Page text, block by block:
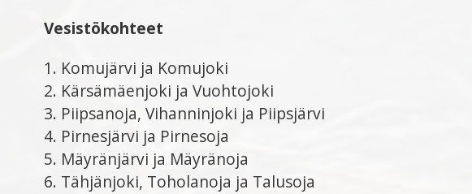
Vesistökohteet
1. Komujärvi ja Komujoki
2. Kärsämäenjoki ja Vuohtojoki
3. Piipsanoja, Vihanninjoki ja Piipsjärvi
4. Pirnesjärvi ja Pirnesoja
5. Mäyränjärvi ja Mäyränoja
6. Tähjänjoki, Toholanoja ja Talusoja